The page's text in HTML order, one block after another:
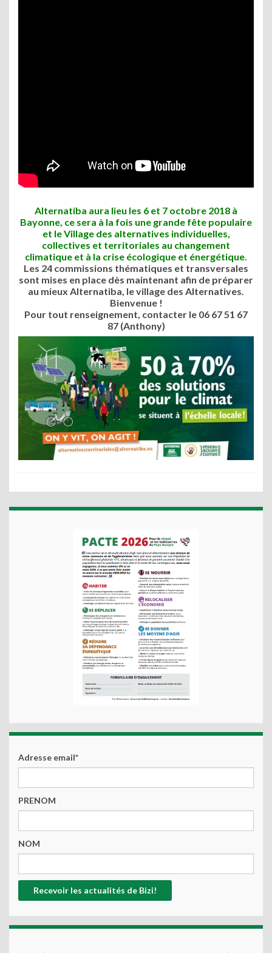
Alternatiba aura lieu les 6 et 7 octobre 2018 à
Bayonne, ce sera à la fois une grande fête populaire
et le Village des alternatives individuelles,
collectives et territoriales au changement
climatique et à la crise écologique et énergétique.
Les 24 commissions thématiques et transversales
sont mises en place dès maintenant afin de préparer
au mieux Alternatiba, le village des Alternatives.
Bienvenue !
Pour tout renseignement, contacter le 06 67 51 67
87 (Anthony)
Adresse email*
PRENOM
NOM